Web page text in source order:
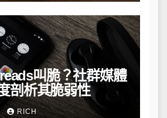
叫脆？社群媒體
剖析其脆弱性
RICH